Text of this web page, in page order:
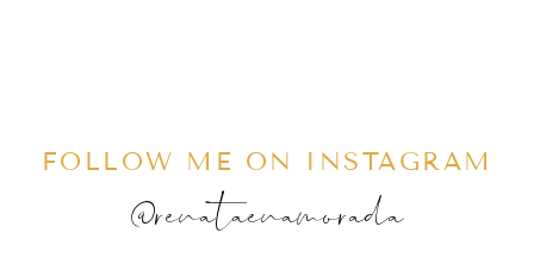
FOLLOW ME ON INSTAGRAM
@renataenamorada